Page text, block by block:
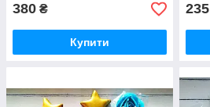
380 ₴
Купити
235